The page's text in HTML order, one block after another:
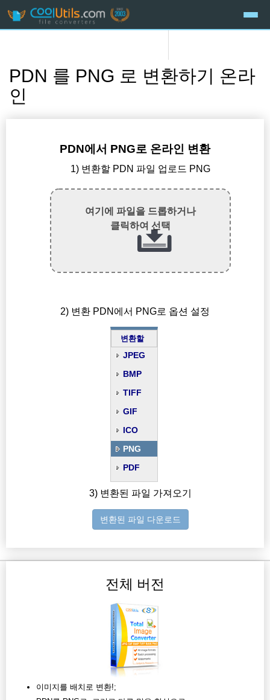
PDN 를 PNG 로 변환하기 온라
인
PDN에서 PNG로 온라인 변환
1) 변환할 PDN 파일 업로드 PNG
여기에 파일을 드롭하거나
클릭하여 선택
2) 변환 PDN에서 PNG로 옵션 설정
변환할
JPEG
BMP
TIFF
GIF
ICO
PNG
PDF
3) 변환된 파일 가져오기
변환된 파일 다운로드
전체 버전
이미지를 배치로 변환!;